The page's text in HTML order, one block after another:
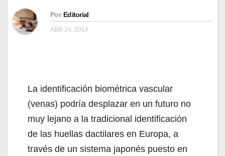
Por Editorial
ABR 24, 2014
La identificación biométrica vascular
(venas) podría desplazar en un futuro no
muy lejano a la tradicional identificación
de las huellas dactilares en Europa, a
través de un sistema japonés puesto en